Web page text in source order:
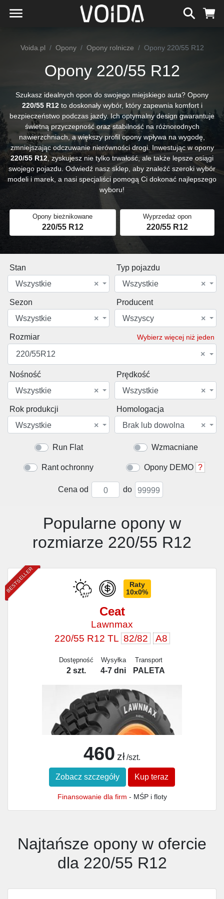
Voida.pl Opony Opony rolnicze Opony 220/55 R12
Opony 220/55 R12
Szukasz idealnych opon do swojego miejskiego auta? Opony
220/55 R12to doskonały wybór, który zapewnia komfort i
bezpieczeństwo podczas jazdy. Ich optymalny design gwarantuje
świetną przyczepność oraz stabilność na różnorodnych
nawierzchniach, a większy profil opony wpływa na wygodę,
zmniejszając odczuwanie nierówności drogi. Inwestując w opony
220/55 R12 , zyskujesz nie tylko trwałość, ale także lepsze osiągi
swojego pojazdu. Odwiedź nasz sklep, aby znaleźć szeroki wybór
modeli i marek, a nasi specjaliści pomogą Ci dokonać najlepszego
wyboru!
Opony bieżnikowane
220/55 R12
Wyprzedaż opon
220/55 R12
Stan
×
Wszystkie
Typ pojazdu
×
Wszystkie
Sezon
×
Wszystkie
Producent
×
Wszyscy
Rozmiar Wybierz więcej niż jeden
×
220/55R12
Nośność
×
Wszystkie
Prędkość
×
Wszystkie
Rok produkcji
×
Wszystkie
Homologacja
×
Brak lub dowolna
Run Flat Wzmacniane
Rant ochronny Opony DEMO ?
Cena od do
Popularne opony w
rozmiarze 220/55 R12
BESTSELLER
Raty
10x0%
Ceat
Lawnmax
220/55 R12 TL 82/82 A8
Dostępność
2 szt.
Wysyłka
4-7 dni
Transport
PALETA
460 zł /szt.
Zobacz szczegóły Kup teraz
Finansowanie dla firm - MŚP i floty
Najtańsze opony w ofercie
dla 220/55 R12